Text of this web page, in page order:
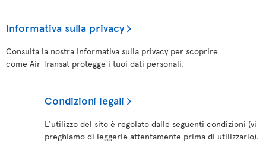
Informativa sulla privacy
Consulta la nostra Informativa sulla privacy per scoprire
come Air Transat protegge i tuoi dati personali.
Condizioni legali
L'utilizzo del sito è regolato dalle seguenti condizioni (vi
preghiamo di leggerle attentamente prima di utilizzarlo).